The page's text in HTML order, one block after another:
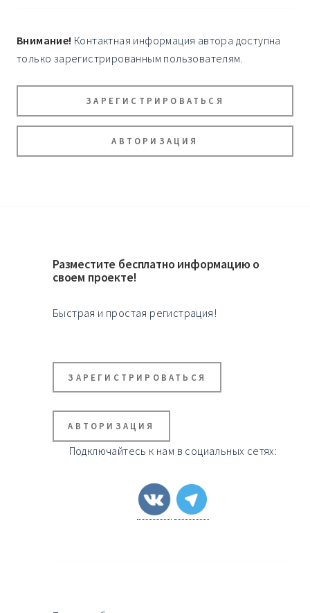
Внимание! Контактная информация автора доступна
только зарегистрированным пользователям.
ЗАРЕГИСТРИРОВАТЬСЯ
АВТОРИЗАЦИЯ
Разместите бесплатно информацию о
своем проекте!
Быстрая и простая регистрация!
ЗАРЕГИСТРИРОВАТЬСЯ
АВТОРИЗАЦИЯ
Подключайтесь к нам в социальных сетях: